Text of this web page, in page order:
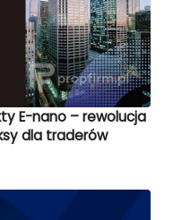
E-nano – rewolucja
dla traderów